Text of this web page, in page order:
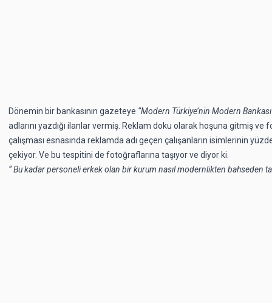
Dönemin bir bankasının gazeteye “Modern Türkiye’nin Modern
adlarını yazdığı ilanlar vermiş. Reklam doku olarak hoşuna gitmiş ve
çalışması esnasında reklamda adı geçen çalışanların isimlerinin
çekiyor. Ve bu tespitini de fotoğraflarına taşıyor ve diyor ki.
“ Bu kadar personeli erkek olan bir kurum nasıl modernlikten bahseden